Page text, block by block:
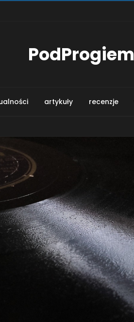
PodProgiem
artykuły recenzje